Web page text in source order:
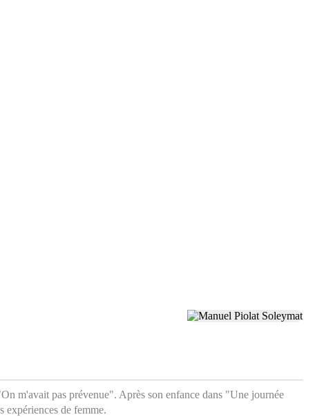
m'avait pas prévenue". Après son enfance dans "Une journée
expériences de femme.